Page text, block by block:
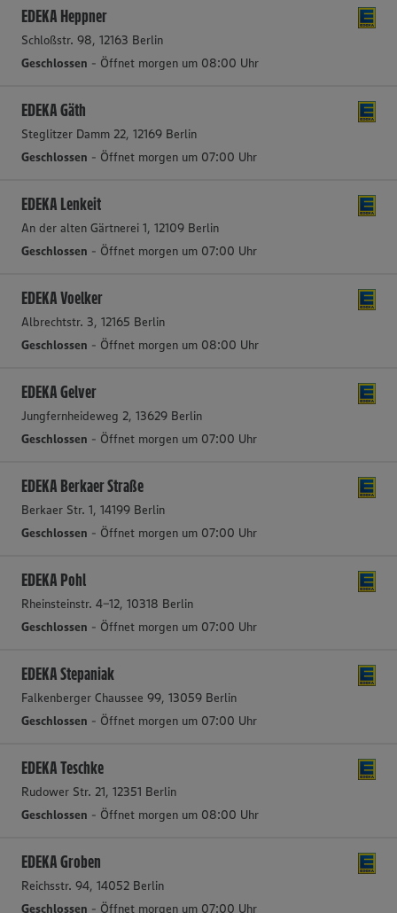
EDEKA Heppner
Schloßstr. 98, 12163 Berlin
Geschlossen - Öffnet morgen um 08:00 Uhr
EDEKA Gäth
Steglitzer Damm 22, 12169 Berlin
Geschlossen - Öffnet morgen um 07:00 Uhr
EDEKA Lenkeit
An der alten Gärtnerei 1, 12109 Berlin
Geschlossen - Öffnet morgen um 07:00 Uhr
EDEKA Voelker
Albrechtstr. 3, 12165 Berlin
Geschlossen - Öffnet morgen um 08:00 Uhr
EDEKA Gelver
Jungfernheideweg 2, 13629 Berlin
Geschlossen - Öffnet morgen um 07:00 Uhr
EDEKA Berkaer Straße
Berkaer Str. 1, 14199 Berlin
Geschlossen - Öffnet morgen um 07:00 Uhr
EDEKA Pohl
Rheinsteinstr. 4-12, 10318 Berlin
Geschlossen - Öffnet morgen um 07:00 Uhr
EDEKA Stepaniak
Falkenberger Chaussee 99, 13059 Berlin
Geschlossen - Öffnet morgen um 07:00 Uhr
EDEKA Teschke
Rudower Str. 21, 12351 Berlin
Geschlossen - Öffnet morgen um 08:00 Uhr
EDEKA Groben
Reichsstr. 94, 14052 Berlin
Geschlossen - Öffnet morgen um 07:00 Uhr